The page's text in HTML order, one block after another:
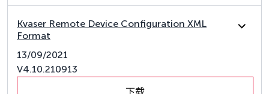
Kvaser Remote Device Configuration XML
Format
13/09/2021
V4.10.210913